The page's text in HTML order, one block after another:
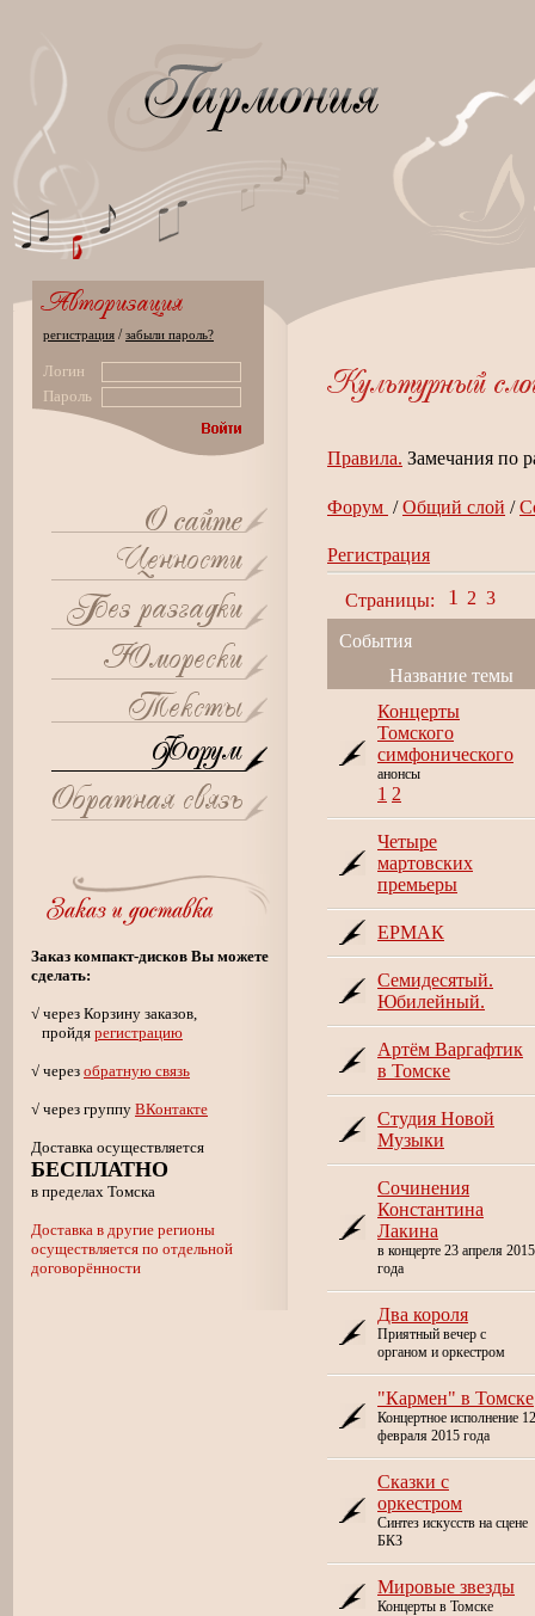
регистрация /забыли пароль?
Логин
Пароль
Заказ компакт-дисков Вы можете
сделать:
√ через Корзину заказов,
пройдя регистрацию
√ через обратную связь
√ через группу ВКонтакте
Доставка осуществляется
БЕСПЛАТНО
в пределах Томска
Доставка в другие регионы
осуществляется по отдельной
договорённости
Правила. Замечания по
Форум /Общий слой /
Регистрация
Страницы: 1 2 3
События
Название темы
Концерты
Томского
симфонического
анонсы
1 2
Четыре
мартовских
премьеры
ЕРМАК
Семидесятый.
Юбилейный.
Артём Варгафтик
в Томске
Студия Новой
Музыки
Сочинения
Константина
Лакина
в концерте 23 апреля 2015
года
Два короля
Приятный вечер с
органом и оркестром
"Кармен" в Томске
Концертное исполнение 12
февраля 2015 года
Сказки с
оркестром
Синтез искусств на сцене
БКЗ
Мировые звезды
Концерты в Томске